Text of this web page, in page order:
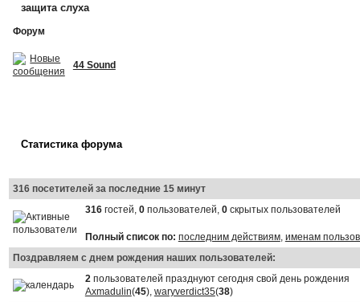
защита слуха
Форум
44 Sound
Статистика форума
316 посетителей за последние 15 минут
316гостей, 0пользователей, 0скрытых пользователей
Полный список по: последним действиям, именам
Поздравляем с днем рождения наших пользователей:
2пользователей празднуют сегодня свой день рождения
Axmadulin(45), waryverdict35(38)